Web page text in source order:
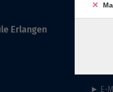
Erlangen
► E-